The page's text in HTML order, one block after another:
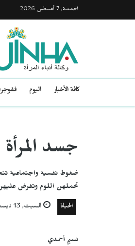
الجمعـة, 7 أغسطس 2026
كافة الأخبار اليوم
جسد
ضغوط نفسية واجتماعية
تحملهن اللوم وتفرض
الحياة السبت, 13 ديسمبر 2025, 09:39
نسيم أحمدي